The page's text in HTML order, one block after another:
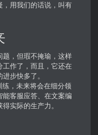
，用我们的话说，叫有
题，但瑕不掩瑜，这样
工作了，而且，它还在
步快多了。
，未来将会在细分领
客服应答、在文案编
实际的生产力。